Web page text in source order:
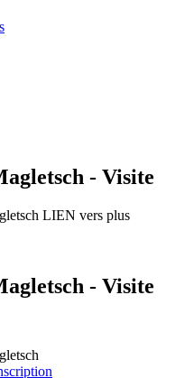
- Visite
LIEN vers plus
- Visite